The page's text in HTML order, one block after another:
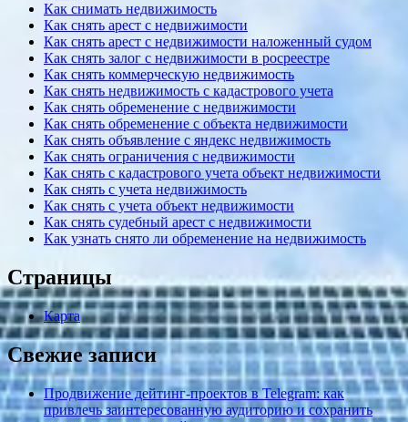
Как снимать недвижимость
Как снять арест с недвижимости
Как снять арест с недвижимости наложенный судом
Как снять залог с недвижимости в росреестре
Как снять коммерческую недвижимость
Как снять недвижимость с кадастрового учета
Как снять обременение с недвижимости
Как снять обременение с объекта недвижимости
Как снять объявление с яндекс недвижимость
Как снять ограничения с недвижимости
Как снять с кадастрового учета объект недвижимости
Как снять с учета недвижимость
Как снять с учета объект недвижимости
Как снять судебный арест с недвижимости
Как узнать снято ли обременение на недвижимость
Страницы
Карта
Свежие записи
Продвижение дейтинг-проектов в Telegram: как
привлечь заинтересованную аудиторию и сохранить